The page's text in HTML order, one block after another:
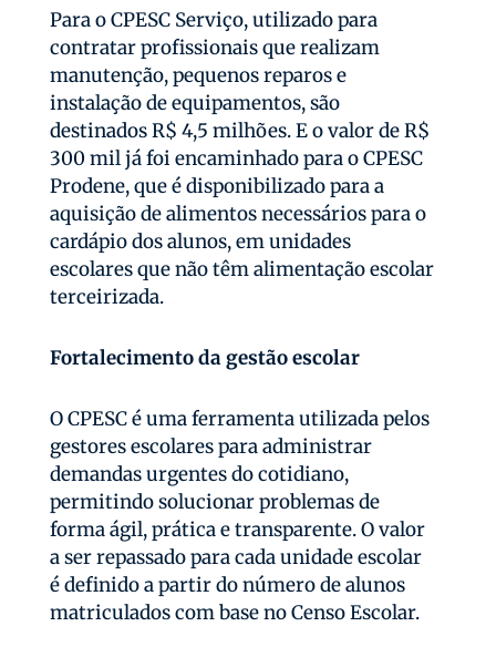
Para o CPESC Serviço, utilizado para
contratar profissionais que realizam
manutenção, pequenos reparos e
instalação de equipamentos, são
destinados R$ 4,5 milhões. E o valor de R$
300 mil já foi encaminhado para o CPESC
Prodene, que é disponibilizado para a
aquisição de alimentos necessários para o
cardápio dos alunos, em unidades
escolares que não têm alimentação escolar
terceirizada.
Fortalecimento da gestão escolar
O CPESC é uma ferramenta utilizada pelos
gestores escolares para administrar
demandas urgentes do cotidiano,
permitindo solucionar problemas de
forma ágil, prática e transparente. O valor
a ser repassado para cada unidade escolar
é definido a partir do número de alunos
matriculados com base no Censo Escolar.